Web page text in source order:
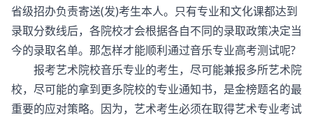
省级招办负责寄送(发)考生本人。只有专业和文化课都达到
录取分数线后，各院校才会根据各自不同的录取政策决定当
今的录取名单。那怎样才能顺利通过音乐专业高考测试呢?
报考艺术院校音乐专业的考生，尽可能兼报多所艺术院
校，尽可能的拿到更多院校的专业通知书，是金榜题名的最
重要的应对策略。因为，艺术考生必须在取得艺术专业考试